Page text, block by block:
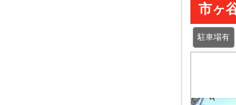
市ヶ
駐車場有